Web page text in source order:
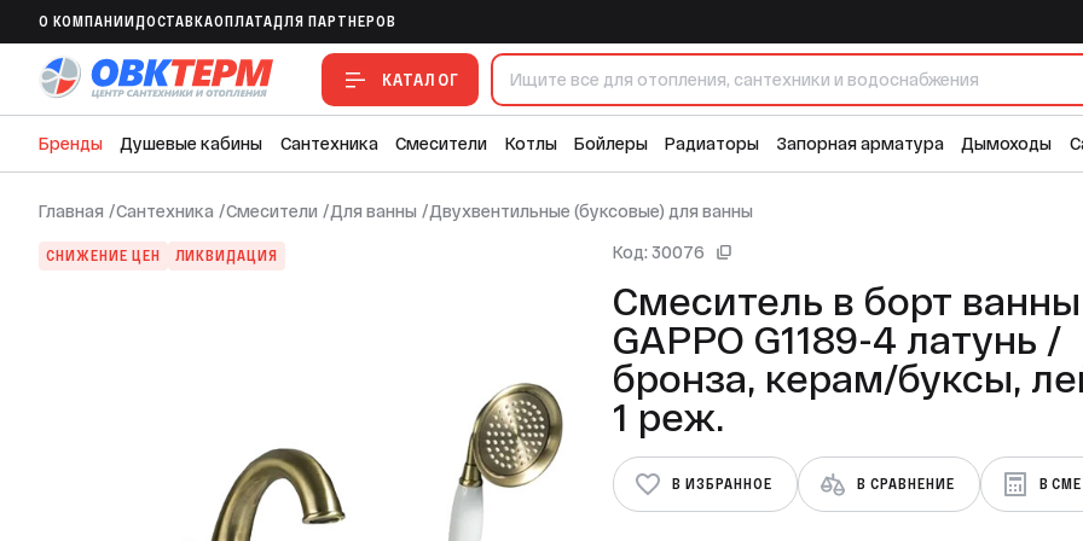
O КОМПАНИИ ДОСТАВКАОПЛАТАДЛЯ ПАРТНЕРОВ
КАТАЛОГ
Бренды Душевые кабины Сантехника Смесители Котлы Бойлеры Радиаторы Запорная арматура Дымоходы
Главная /Сантехника /Смесители /Для ванны /Двухвентильные (буксовые) для ванны
СНИЖЕНИЕ ЦЕН ЛИКВИДАЦИЯ Код: 30076
Смеситель в борт ванны
GAPPO G1189-4 латунь /
бронза, керам/буксы,
1 реж.
В ИЗБРАННОЕ В СРАВНЕНИЕ В
Смеситель в борт ванны GAPPO G1189-4 латунь /бронза, керам/буксы, лейка 1 реж.
В ИЗБРАННОЕ В СРАВНЕНИЕ В СМЕТУ
20